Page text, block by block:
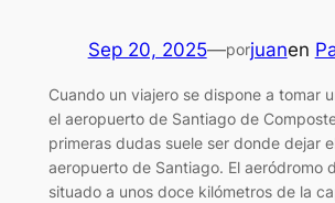
Sep 20, 2025—porjuanen
Cuando un viajero se dispone a tomar
el aeropuerto de Santiago de
primeras dudas suele ser donde dejar
aeropuerto de Santiago. El aeródromo
situado a unos doce kilómetros de la